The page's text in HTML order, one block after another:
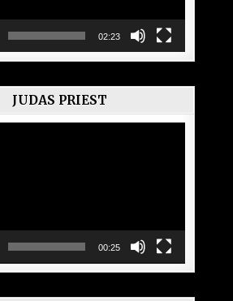
02:23
JUDAS PRIEST
00:25